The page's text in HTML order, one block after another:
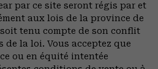
par ce site seront régis par et
aux lois de la province de
tenu compte de son conflit
de la loi. Vous acceptez que
ou en équité intentée